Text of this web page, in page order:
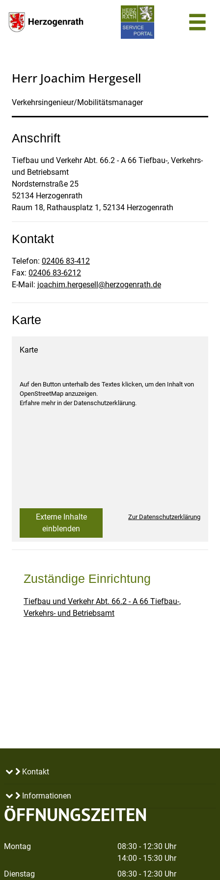
Herr Joachim Hergesell
Verkehrsingenieur/Mobilitätsmanager
Anschrift
Tiefbau und Verkehr Abt. 66.2 - A 66 Tiefbau-, Verkehrs-
und Betriebsamt
Nordsternstraße 25
52134 Herzogenrath
Raum 18, Rathausplatz 1, 52134 Herzogenrath
Kontakt
Telefon: 02406 83-412
Fax: 02406 83-6212
E-Mail: joachim.hergesell@herzogenrath.de
Karte
Karte
Auf den Button unterhalb des Textes klicken, um den Inhalt von
OpenStreetMap anzuzeigen.
Erfahre mehr in der Datenschutzerklärung.
Externe Inhalte
einblenden
Zur Datenschutzerklärung
Zuständige Einrichtung
Tiefbau und Verkehr Abt. 66.2 - A 66 Tiefbau-,
Verkehrs- und Betriebsamt
Kontakt
Informationen
ÖFFNUNGSZEITEN
Montag
08:30 - 12:30 Uhr
14:00 - 15:30 Uhr
Dienstag
08:30 - 12:30 Uhr